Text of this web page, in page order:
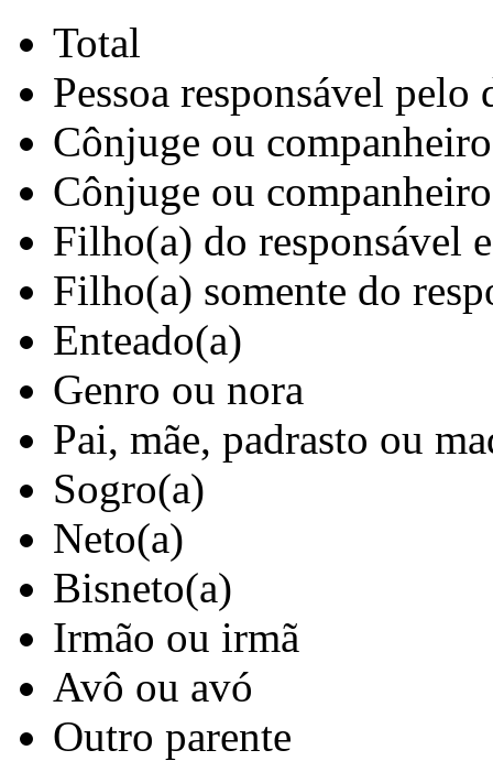
Total
Pessoa responsável
Cônjuge ou
Cônjuge ou
Filho(a) do responsável
Filho(a) somente do
Enteado(a)
Genro ou nora
Pai, mãe, padrasto ou
Sogro(a)
Neto(a)
Bisneto(a)
Irmão ou irmã
Avô ou avó
Outro parente